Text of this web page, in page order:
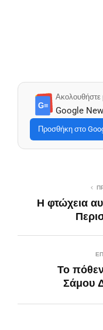
G≡
Ακολουθήστε
Google
Προσθήκη στο
Η φτώχεια
Το
Σάμου